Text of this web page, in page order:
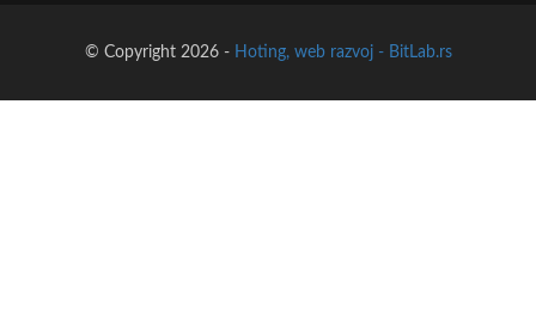
© Copyright 2026 - Hoting, web razvoj - BitLab.rs